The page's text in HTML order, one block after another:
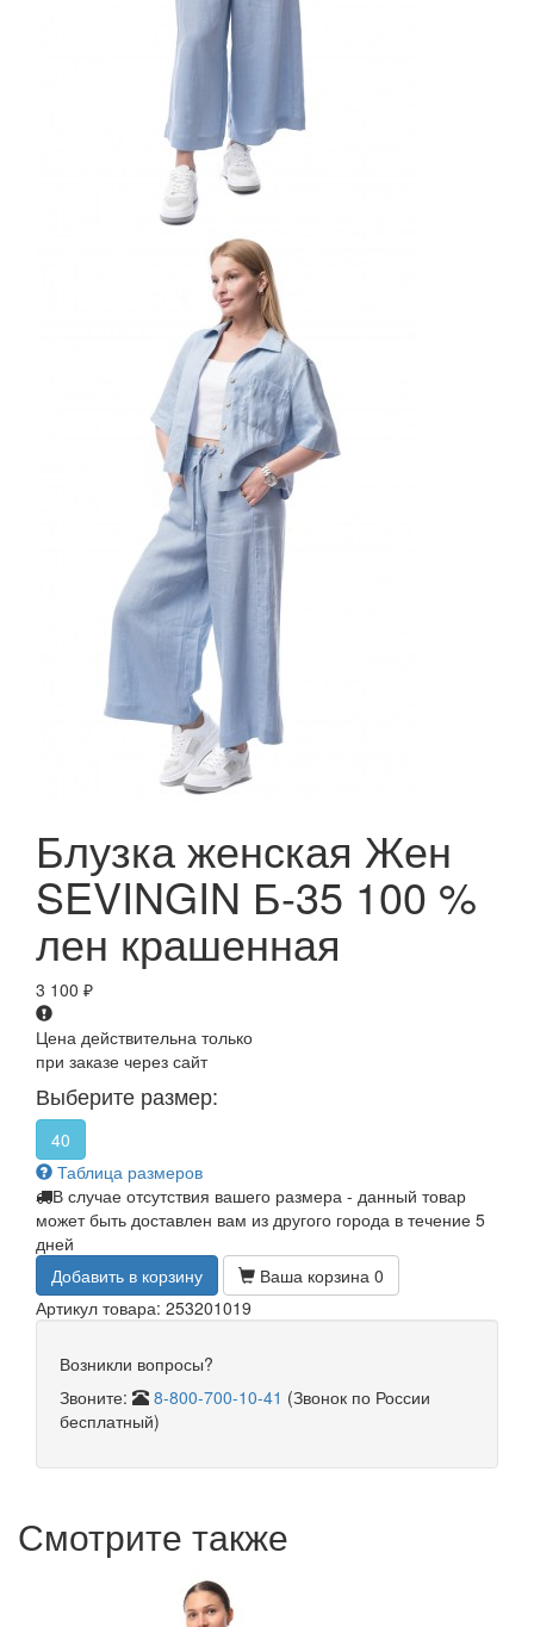
Блузка женская Жен
SEVINGIN Б-35 100 %
лен крашенная
3 100 ₽
Цена действительна только
при заказе через сайт
Выберите размер:
40
Таблица размеров
В случае отсутствия вашего размера - данный товар
может быть доставлен вам из другого города в течение 5
дней
Добавить в корзину
Ваша корзина 0
Артикул товара: 253201019
Возникли вопросы?
Звоните:
8-800-700-10-41 (Звонок по России
бесплатный)
Смотрите также